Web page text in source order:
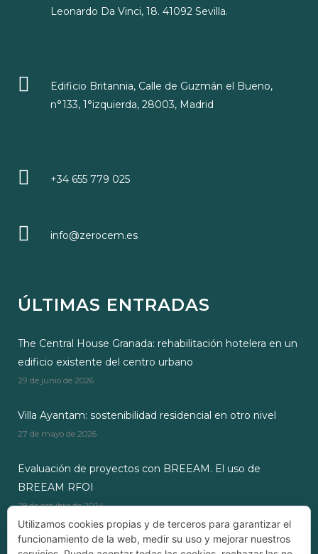
Leonardo Da Vinci, 18. 41092 Sevilla.
Edificio Britannia, Calle de Guzmán el Bueno,
n°133, 1°izquierda, 28003, Madrid
+34 655 779 025
info@zerocem.es
ÚLTIMAS ENTRADAS
The Central House Granada: rehabilitación hotelera en un
edificio existente del centro urbano
29 de junio de 2026
Villa Ayantam: sostenibilidad residencial en otro nivel
27 de mayo de 2026
Evaluación de proyectos con BREEAM. El uso de
BREEAM RFOI
28 de octubre de 2024
Utilizamos cookies propias y de terceros para garantizar el
funcionamiento de la web, medir su uso y mejorar nuestros